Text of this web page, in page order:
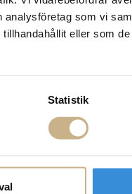
som vi
eller som
Statistik